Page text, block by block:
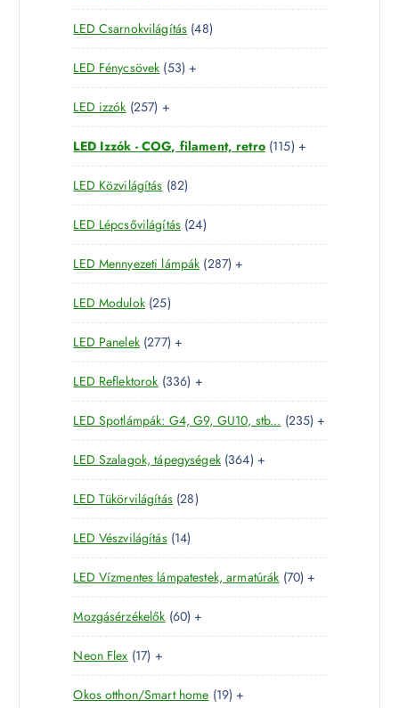
é
k
r
é
e
r
m
k
0
t
e
r
m
k
LED Csarnokvilágítás 484
8
e
m
é
k
LED Fénycsövek 535
3
e
r
m
é
k
+
LED izzók 2572
5
7
t
e
r
m
é
k
+
LED Izzók - COG, filament, retro 1151
1
t
r
é
+
LED Közvilágítás 828
2
t
e
r
m
k
LED Lépcsővilágítás 242
4
t
e
m
k
LED Mennyezeti lámpák 2872
8
t
r
é
k
+
LED Modulok 252
5
t
e
r
m
é
k
LED Panelek 2772
7
7
t
e
r
m
é
k
+
LED Reflektorok 3363
3
6
t
e
r
m
é
k
+
LED Spotlámpák: G4, G9, GU10, stb... 2352
3
t
r
é
k
+
LED Szalagok, tápegységek 3643
6
t
r
m
é
+
LED Tükörvilágítás 282
8
e
r
m
é
k
LED Vészvilágítás 141
4
t
e
r
m
k
LED Vízmentes lámpatestek, armatúrák 707
0
e
m
+
Mozgásérzékelők 606
0
e
r
+
Neon Flex 171
7
t
+
Okos otthon/Smart home 191 +